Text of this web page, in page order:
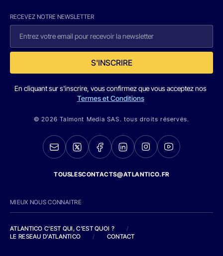
RECEVEZ NOTRE NEWSLETTER
S'INSCRIRE
En cliquant sur s'inscrire, vous confirmez que vous acceptez nos
Termes et Conditions
© 2026 Talmont Media SAS. tous droits réservés.
TOUSLESCONTACTS@ATLANTICO.FR
MIEUX NOUS CONNAITRE
ATLANTICO C'EST QUI, C'EST QUOI ?
/
LE RESEAU D'ATLANTICO
/ CONTACT